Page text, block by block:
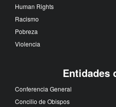
Human Rights
Racismo
Pobreza
Violencia
Entidades
Conferencia General
Concilio de Obispos